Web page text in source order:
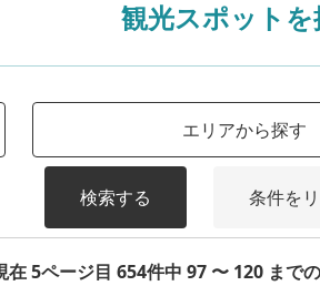
観光スポットを
エリアから探す
検索する 条件を
在 5ページ目 654件中 97 〜 120 まで